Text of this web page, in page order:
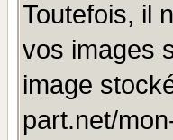
Toutefois, il
vos images
image
part.net/